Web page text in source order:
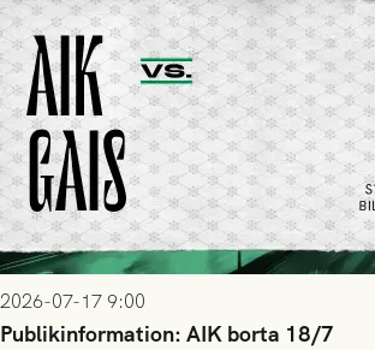
2026-07-17 9:00
Publikinformation: AIK borta 18/7